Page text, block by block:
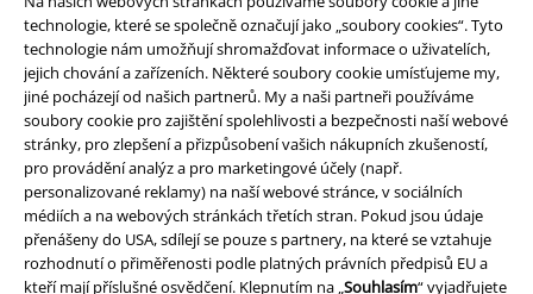
technologie, které se společně označují jako „soubory cookies“. Tyto
technologie nám umožňují shromažďovat informace o uživatelích,
jejich chování a zařízeních. Některé soubory cookie umísťujeme my,
jiné pocházejí od našich partnerů. My a naši partneři používáme
soubory cookie pro zajištění spolehlivosti a bezpečnosti naší webové
stránky, pro zlepšení a přizpůsobení vašich nákupních zkušeností,
pro provádění analýz a pro marketingové účely (např.
personalizované reklamy) na naší webové stránce, v sociálních
médiích a na webových stránkách třetích stran. Pokud jsou údaje
přenášeny do USA, sdílejí se pouze s partnery, na které se vztahuje
rozhodnutí o přiměřenosti podle platných právních předpisů EU a
kteří mají příslušné osvědčení. Klepnutím na „Souhlasím“ vyjadřujete
Právní informace
Podmínky